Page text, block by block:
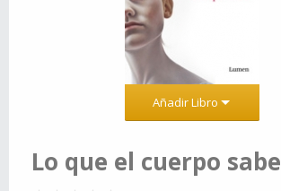
Añadir Libro
Lo que el cuerpo sabe